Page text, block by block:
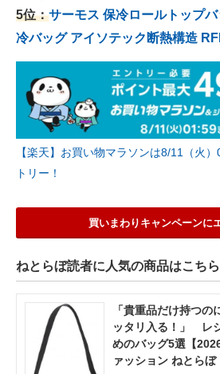
5位：サーモス 保冷ロールトップ
冷バッグ アイソテック断熱構造
【楽天】お買い物マラソンは8/11（火
トリー！
買いまわりキャンペーンに
ねとらぼ読者に人気の商品はこちら
「貴重品だけ持つ
ッタリ入る！」 レ
めのバッグ5選【
ァッション ねとらぼ